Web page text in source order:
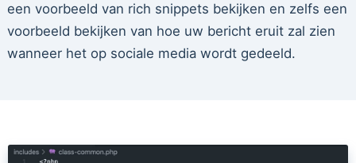
een voorbeeld van rich snippets bekijken en zelfs een
voorbeeld bekijken van hoe uw bericht eruit zal zien
wanneer het op sociale media wordt gedeeld.